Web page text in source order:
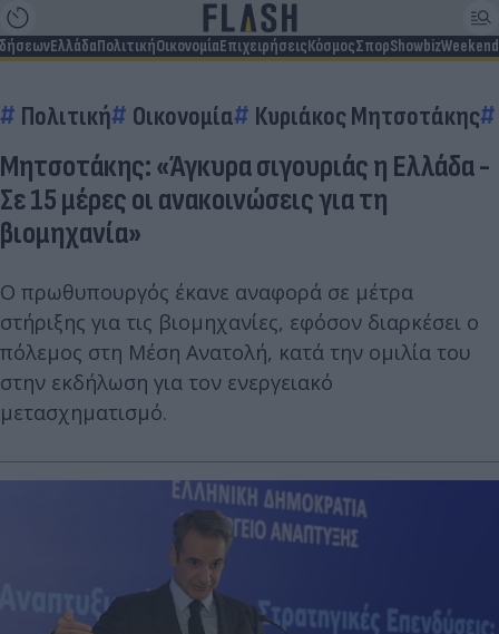
ΕλλάδαΠολιτικήΟικονομίαΕπιχειρήσειςΚόσμοςΣπορShowbizWeekend
Πολιτική Οικονομία Κυριάκος Μητσοτάκης
Μητσοτάκης: «Άγκυρα σιγουριάς η Ελλάδα -
Σε 15 μέρες οι ανακοινώσεις για τη
βιομηχανία»
Ο πρωθυπουργός έκανε αναφορά σε μέτρα
στήριξης για τις βιομηχανίες, εφόσον διαρκέσει ο
πόλεμος στη Μέση Ανατολή, κατά την ομιλία του
στην εκδήλωση για τον ενεργειακό
μετασχηματισμό.